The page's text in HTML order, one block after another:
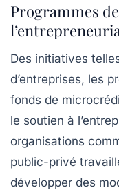
Programmes
Des initiatives
d’entreprises, les
fonds de
le soutien à
organisations
public-privé
développer des